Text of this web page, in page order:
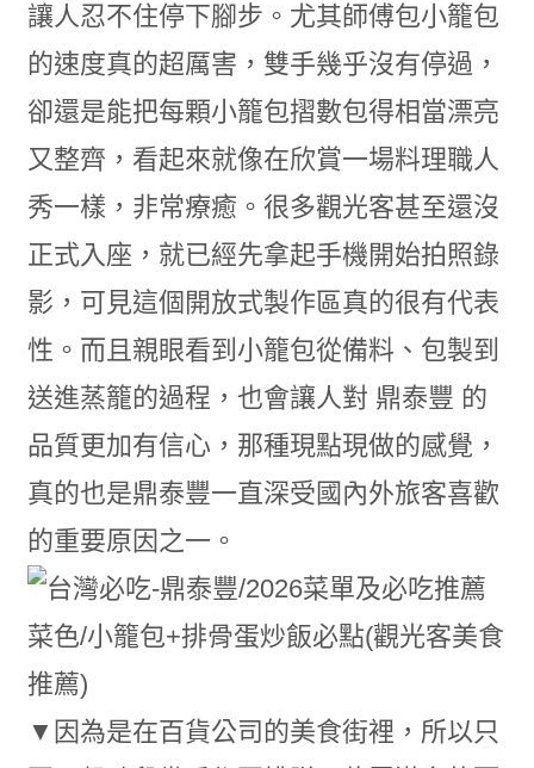
讓人忍不住停下腳步。尤其師傅包小籠包
的速度真的超厲害，雙手幾乎沒有停過，
卻還是能把每顆小籠包摺數包得相當漂亮
又整齊，看起來就像在欣賞一場料理職人
秀一樣，非常療癒。很多觀光客甚至還沒
正式入座，就已經先拿起手機開始拍照錄
影，可見這個開放式製作區真的很有代表
性。而且親眼看到小籠包從備料、包製到
送進蒸籠的過程，也會讓人對 鼎泰豐 的
品質更加有信心，那種現點現做的感覺，
真的也是鼎泰豐一直深受國內外旅客喜歡
的重要原因之一。
▼因為是在百貨公司的美食街裡，所以只